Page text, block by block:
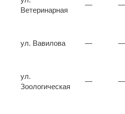
Ветеринарная
— —
ул. Вавилова — —
ул.
Зоологическая
— —